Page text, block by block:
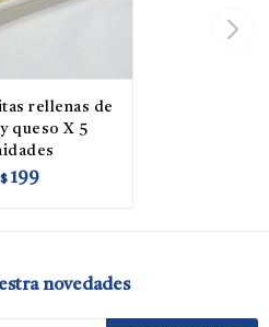
rellenas de
queso X 5
$ 199
novedades